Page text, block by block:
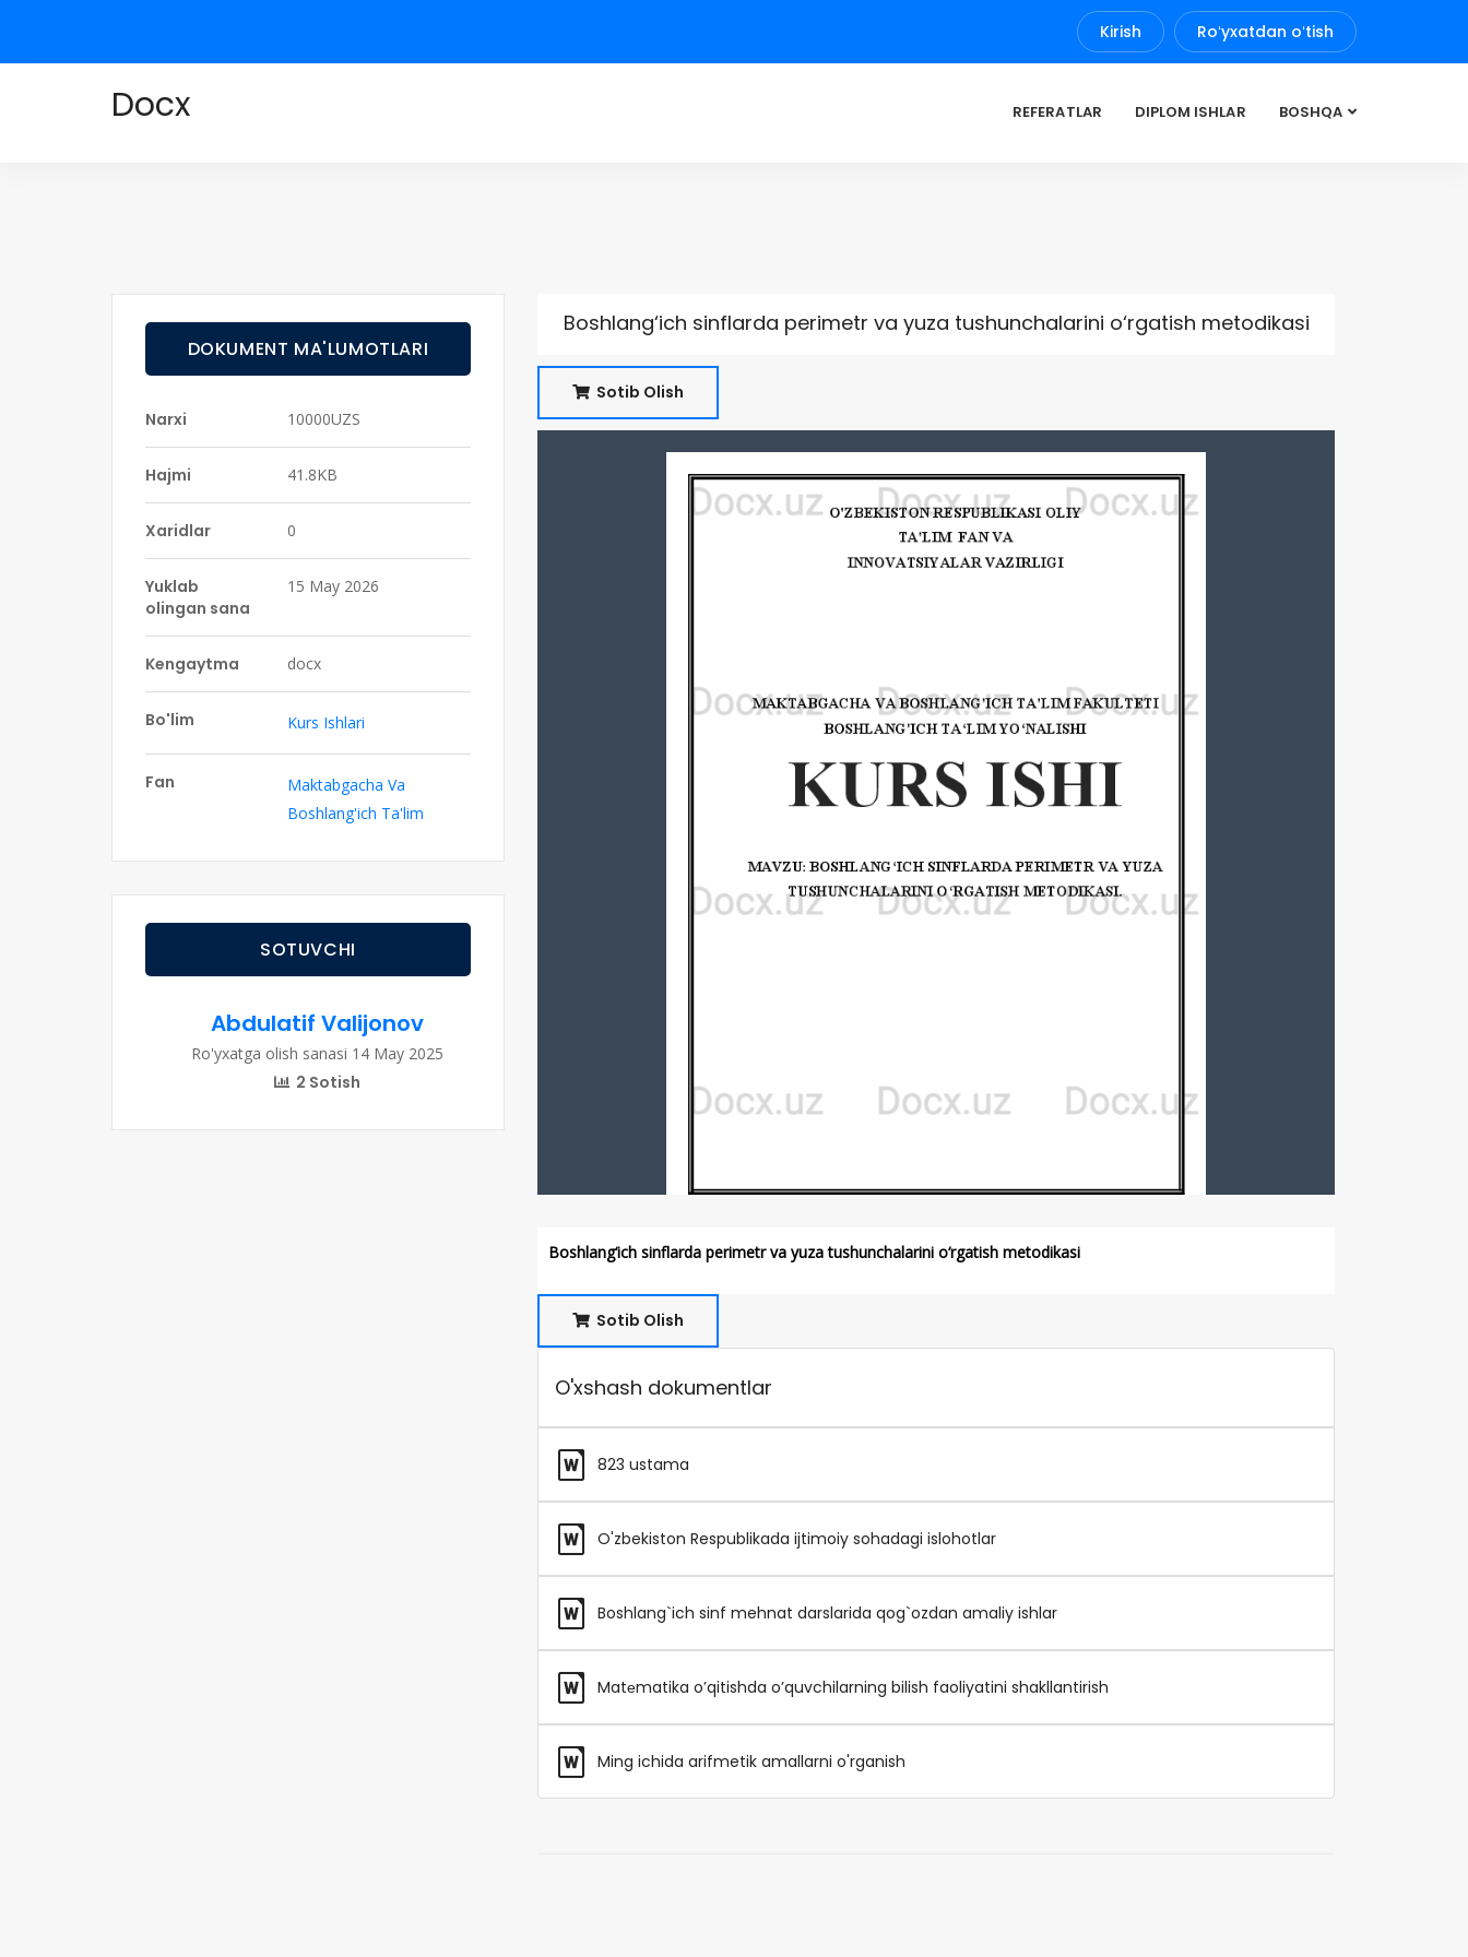
Kirish Roʻyxatdan oʻtish
Docx REFERATLAR DIPLOM ISHLAR BOSHQA
DOKUMENT MA'LUMOTLARI
Narxi 10000UZS
Hajmi 41.8KB
Xaridlar 0
Yuklab
olingan sana
15 May 2026
Kengaytma docx
Bo'lim Kurs Ishlari
Fan
Maktabgacha Va
Boshlang'ich Ta'lim
SOTUVCHI
Abdulatif Valijonov
Ro'yxatga olish sanasi 14 May 2025
2 Sotish
Boshlang‘ich sinflarda perimetr va yuza tushunchalarini o‘rgatish metodikasi
Sotib Olish
Boshlang‘ich sinflarda perimetr va yuza tushunchalarini o‘rgatish metodikasi
Sotib Olish
O'xshash dokumentlar
823 ustama
O'zbekiston Respublikada ijtimoiy sohadagi islohotlar
Boshlang`ich sinf mehnat darslarida qog`ozdan amaliy ishlar
Matеmatika o’qitishda o’quvchilarning bilish faoliyatini shakllantirish
Ming ichida arifmetik amallarni o'rganish